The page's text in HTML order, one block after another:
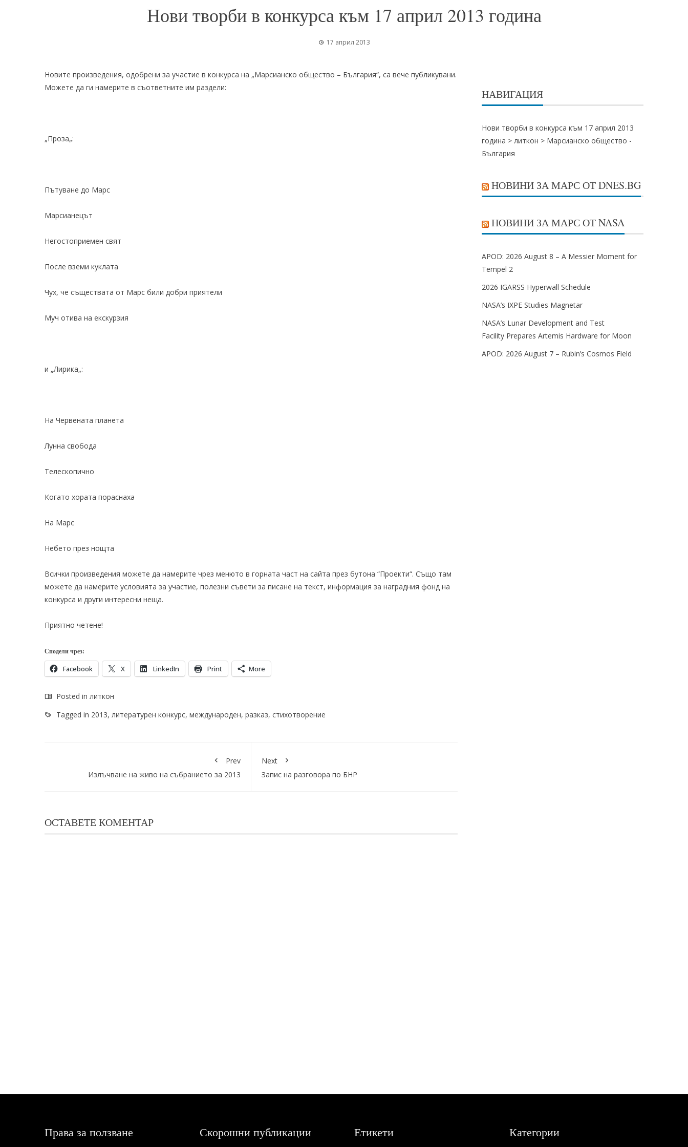
Нови творби в конкурса към 17 април 2013 година
17 април 2013
Новите произведения, одобрени за участие в конкурса на „Марсианско общество – България“, са вече публикувани.
Можете да ги намерите в съответните им раздели:
„Проза„:
Пътуване до Марс
Марсианецът
Негостоприемен свят
После вземи куклата
Чух, че съществата от Марс били добри приятели
Муч отива на екскурзия
и „Лирика„:
На Червената планета
Лунна свобода
Телескопично
Когато хората пораснаха
На Марс
Небето през нощта
Всички произведения можете да намерите чрез менюто в горната част на сайта през бутона “Проекти“. Също там
можете да намерите условията за участие, полезни съвети за писане на текст, информация за наградния фонд на
конкурса и други интересни неща.
Приятно четене!
Сподели чрез:
Facebook X LinkedIn Print More
Posted in литкон
Tagged in 2013, литературен конкурс, международен, разказ, стихотворение
Prev
Излъчване на живо на събранието за 2013
Next
Запис на разговора по БНР
ОСТАВЕТЕ КОМЕНТАР
НАВИГАЦИЯ
Нови творби в конкурса към 17 април 2013
година >литкон > Марсианско общество -
България
НОВИНИ ЗА МАРС ОТ DNES.BG
НОВИНИ ЗА МАРС ОТ NASA
APOD: 2026 August 8 – A Messier Moment for
Tempel 2
2026 IGARSS Hyperwall Schedule
NASA’s IXPE Studies Magnetar
NASA’s Lunar Development and Test
Facility Prepares Artemis Hardware for Moon
APOD: 2026 August 7 – Rubin’s Cosmos Field
Права за ползване Скорошни публикации Етикети Категории